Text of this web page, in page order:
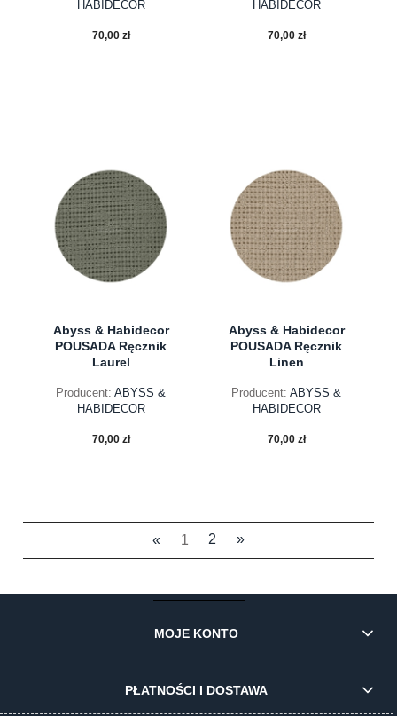
HABIDECOR
70,00 zł
do koszyka
HABIDECOR
70,00 zł
do koszyka
Abyss & Habidecor
POUSADA Ręcznik
Laurel
Producent: ABYSS &
HABIDECOR
70,00 zł
Abyss & Habidecor
POUSADA Ręcznik
Linen
Producent: ABYSS &
HABIDECOR
70,00 zł
« 1 2 »
MOJE KONTO
PŁATNOŚCI I DOSTAWA